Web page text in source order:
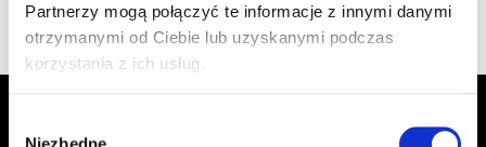
Partnerzy mogą połączyć te informacje z innymi danymi
otrzymanymi od Ciebie lub uzyskanymi podczas
korzystania z ich usług.
otrzymywać informacje o aktualnych